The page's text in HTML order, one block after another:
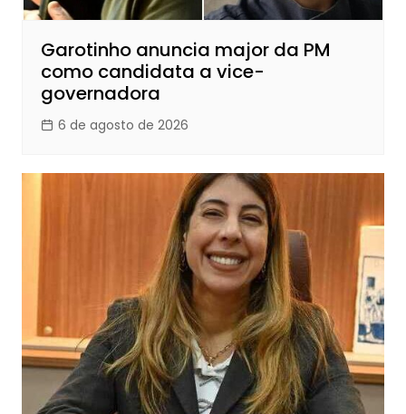
Garotinho anuncia major da PM
como candidata a vice-
governadora
6 de agosto de 2026